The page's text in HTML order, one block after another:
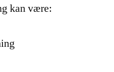
kan være: